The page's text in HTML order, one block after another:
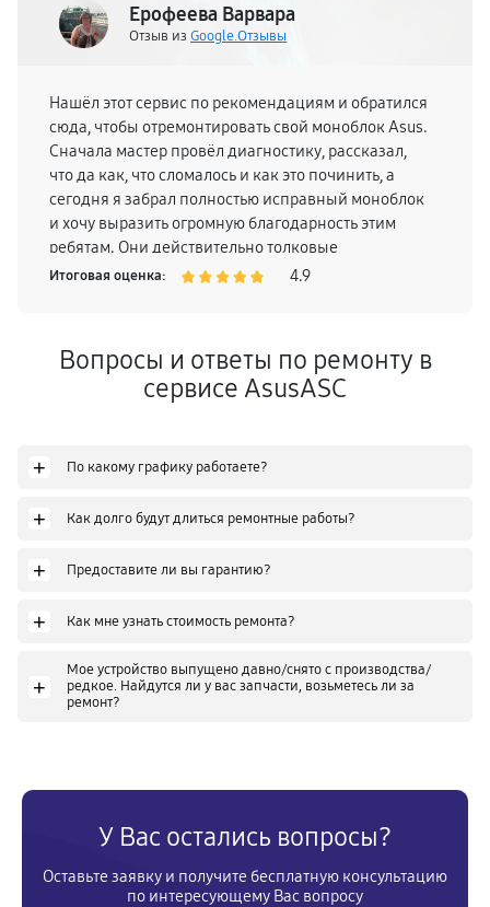
Ерофеева Варвара
Отзыв из Google.Отзывы
Нашёл этот сервис по рекомендациям и обратился
сюда, чтобы отремонтировать свой моноблок Asus.
Сначала мастер провёл диагностику, рассказал,
что да как, что сломалось и как это починить, а
сегодня я забрал полностью исправный моноблок
и хочу выразить огромную благодарность этим
ребятам. Они действительно толковые
специалисты.
Итоговая оценка: 4.9
Вопросы и ответы по ремонту в
сервисе AsusASC
+ По какому графику работаете?
+ Как долго будут длиться ремонтные работы?
+ Предоставите ли вы гарантию?
+ Как мне узнать стоимость ремонта?
+
Мое устройство выпущено давно/снято с производства/
редкое. Найдутся ли у вас запчасти, возьметесь ли за
ремонт?
У Вас остались вопросы?
Оставьте заявку и получите бесплатную консультацию
по интересующему Вас вопросу